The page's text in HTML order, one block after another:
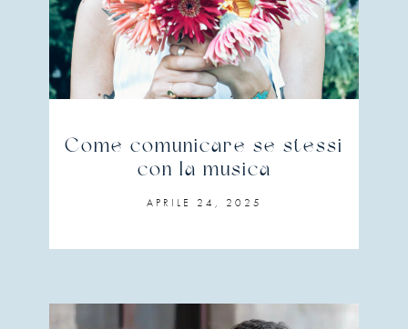
Come comunicare se stessi
con la musica
APRILE 24, 2025